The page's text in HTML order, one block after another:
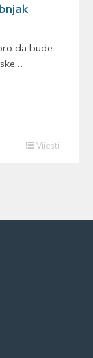
da bude
Vijesti